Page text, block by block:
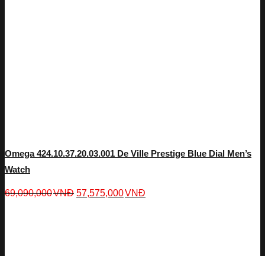
Omega 424.10.37.20.03.001 De Ville Prestige Blue Dial Men’s
Watch
69,090,000VNĐ 57,575,000VNĐ